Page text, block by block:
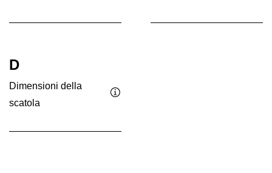
D
Dimensioni della
scatola